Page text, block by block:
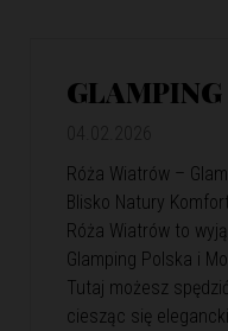
Róża Wiatrów –
Blisko Natury
Róża Wiatrów to
Glamping Polska i
Tutaj możesz
ciesząc się